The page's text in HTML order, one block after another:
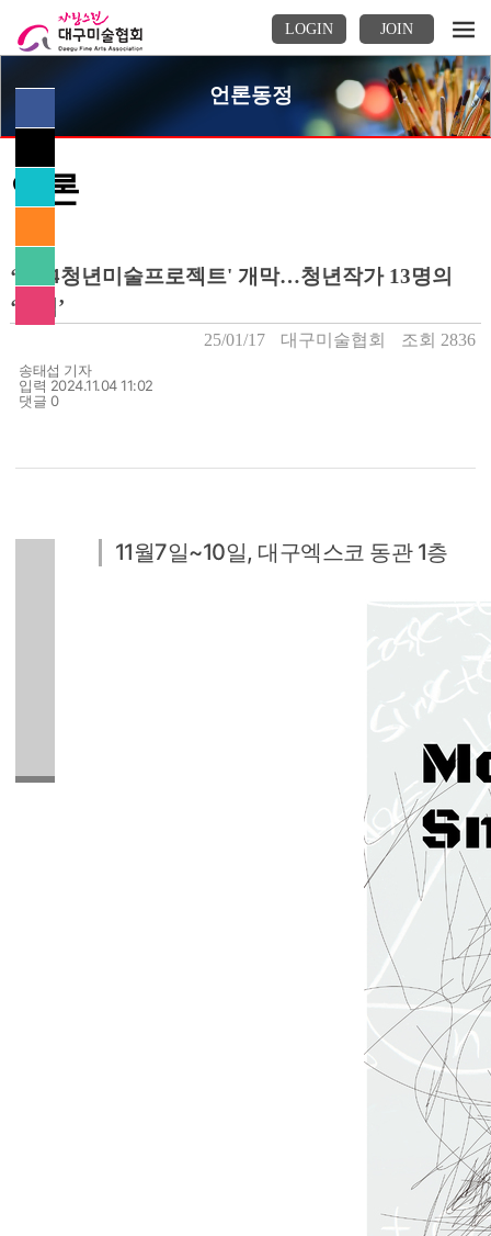
LOGIN JOIN
언론동정
언론
‘2024청년미술프로젝트' 개막…청년작가 13명의
‘외침’
25/01/17 대구미술협회 조회 2836
기자명
송태섭 기자
입력 2024.11.04 11:02
댓글 0
로
기사보내기
(으)
로
URL복사
로
기사보내기
(으)
로
기사보내기
다른
공유
찾기
기사스크랩하기
11월7일~10일, 대구엑스코 동관 1층